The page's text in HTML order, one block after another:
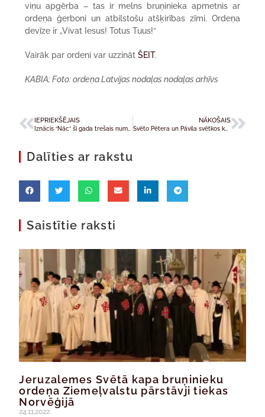
viņu apgērba – tas ir melns bruņinieka apmetnis ar
ordeņa ģerboni un atbilstošu atšķirības zīmi. Ordeņa
devīze ir „Vivat Iesus! Totus Tuus!“
Vairāk par ordeni var uzzinātŠEIT.
KABIA; Foto: ordeņa Latvijas nodaļas nodaļas arhīvs
IEPRIEKŠĒJAIS NĀKOŠAIS
Svēto Pētera un Pāvila svētkos kolekte pāvesta kalpojuma atbalstam
Dalīties ar rakstu
Saistītie raksti
Jeruzalemes Svētā kapa bruņinieku
ordeņa Ziemeļvalstu pārstāvji tiekas
Norvēģijā
24.11.2022.